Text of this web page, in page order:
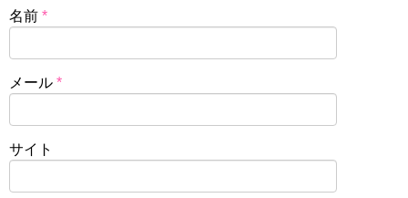
名前 *
メール *
サイト